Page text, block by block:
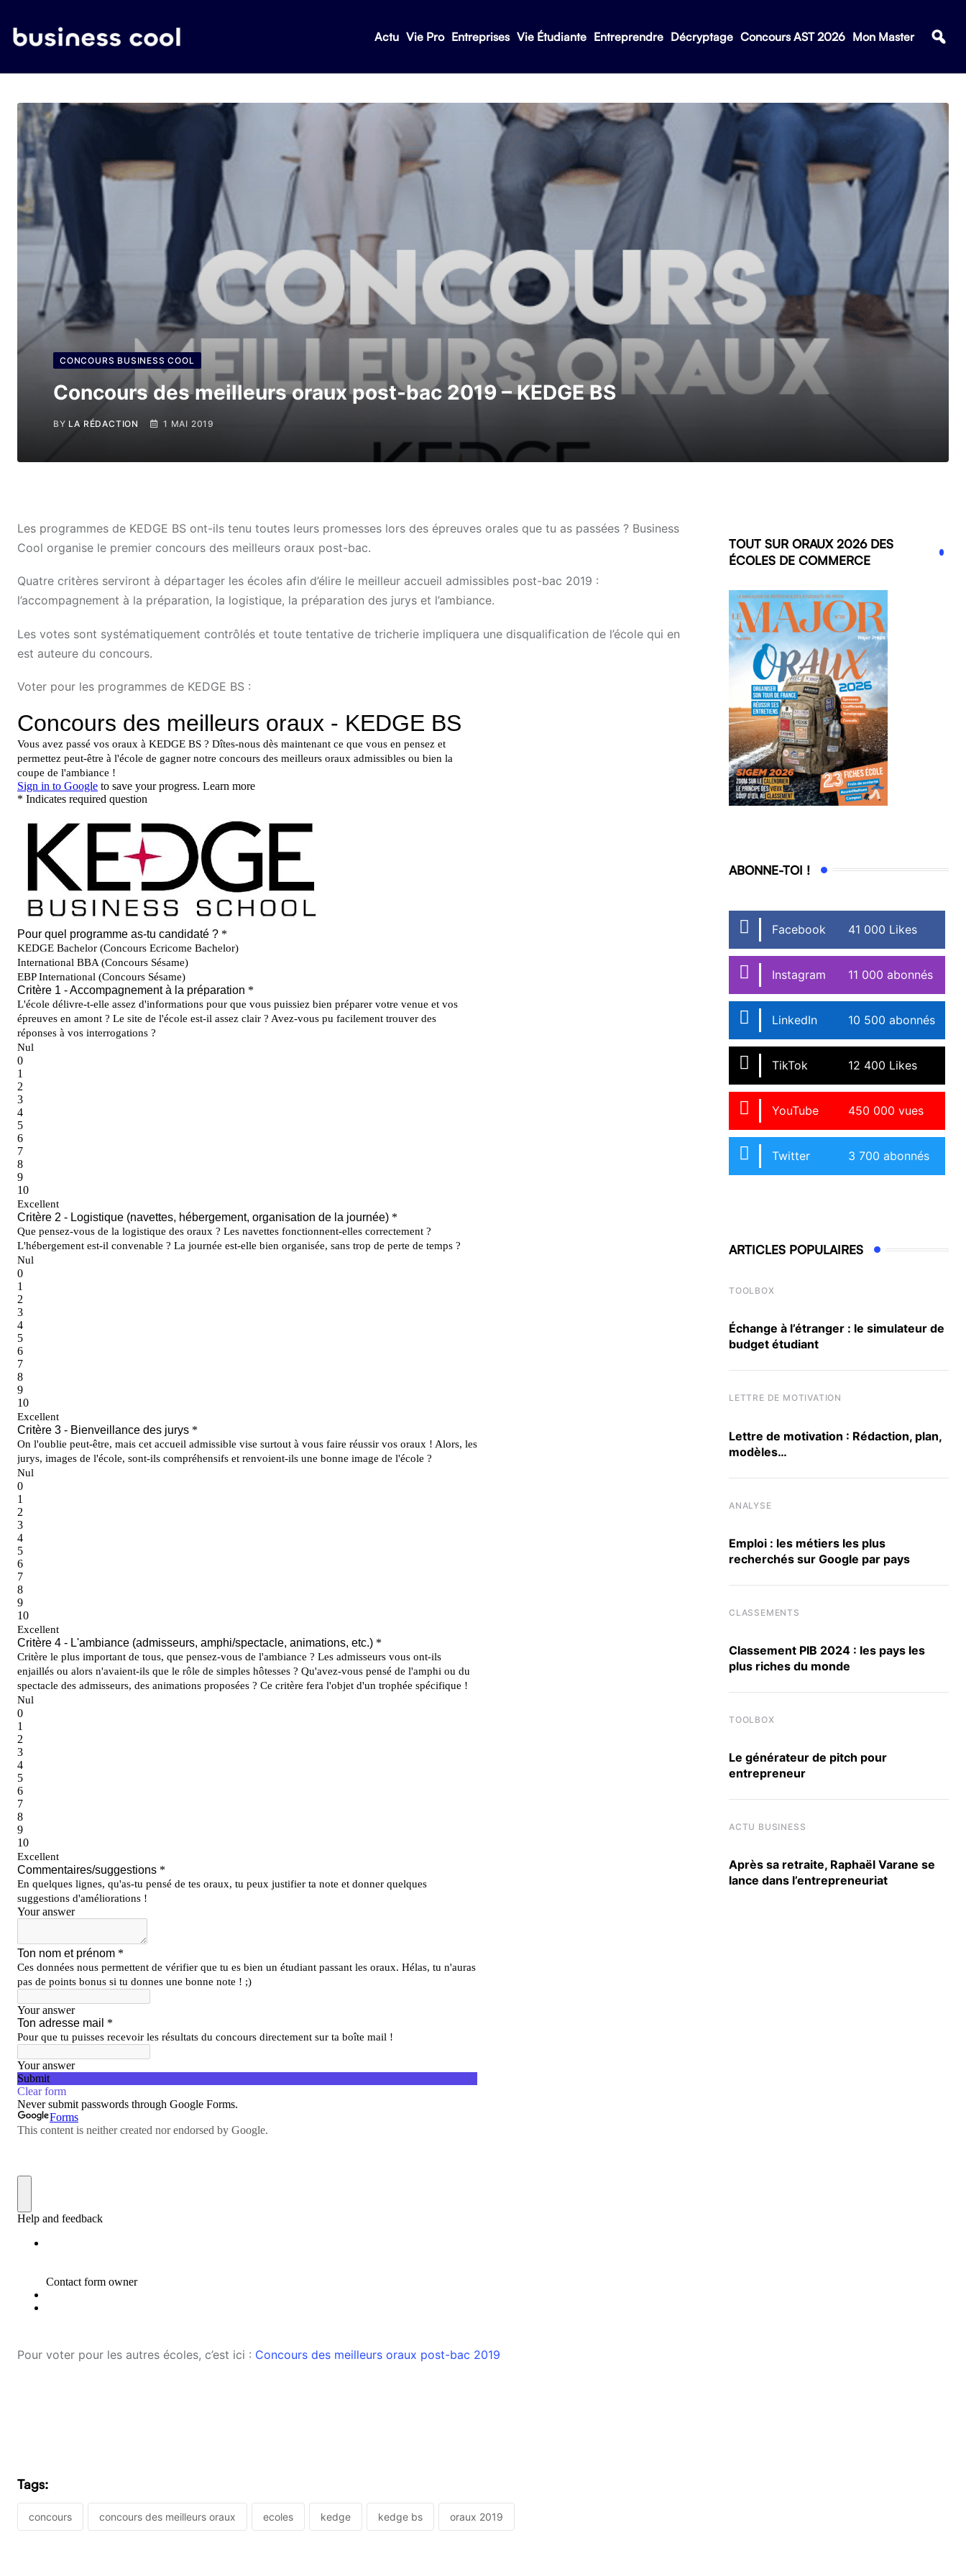
Actu Vie Pro Entreprises Vie Étudiante Entreprendre Décryptage Concours AST 2026 Mon Master
CONCOURS BUSINESS COOL
Concours des meilleurs oraux post-bac 2019 – KEDGE BS
BY LA RÉDACTION 1 MAI 2019
Les programmes de KEDGE BS ont-ils tenu toutes leurs promesses lors des épreuves orales que tu as passées ? Business
Cool organise le premier concours des meilleurs oraux post-bac.
Quatre critères serviront à départager les écoles afin d’élire le meilleur accueil admissibles post-bac 2019 :
l’accompagnement à la préparation, la logistique, la préparation des jurys et l’ambiance.
Les votes sont systématiquement contrôlés et toute tentative de tricherie impliquera une disqualification de l’école qui en
est auteure du concours.
Voter pour les programmes de KEDGE BS :
Pour voter pour les autres écoles, c’est ici : Concours des meilleurs oraux post-bac 2019
Tags:
concours concours des meilleurs oraux ecoles kedge kedge bs oraux 2019
TOUT SUR ORAUX 2026 DES
ÉCOLES DE COMMERCE
ABONNE-TOI !
Facebook 41 000 Likes
Instagram 11 000 abonnés
LinkedIn 10 500 abonnés
TikTok 12 400 Likes
YouTube 450 000 vues
Twitter 3 700 abonnés
ARTICLES POPULAIRES
TOOLBOX
Échange à l’étranger : le simulateur de
budget étudiant
LETTRE DE MOTIVATION
Lettre de motivation : Rédaction, plan,
modèles…
ANALYSE
Emploi : les métiers les plus
recherchés sur Google par pays
CLASSEMENTS
Classement PIB 2024 : les pays les
plus riches du monde
TOOLBOX
Le générateur de pitch pour
entrepreneur
ACTU BUSINESS
Après sa retraite, Raphaël Varane se
lance dans l’entrepreneuriat